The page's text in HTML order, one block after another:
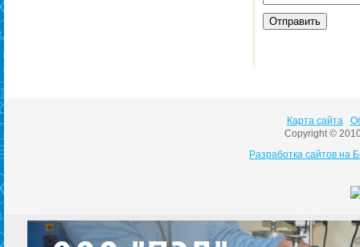
Карта сайта
Copyright ©
Разработка сайтов на